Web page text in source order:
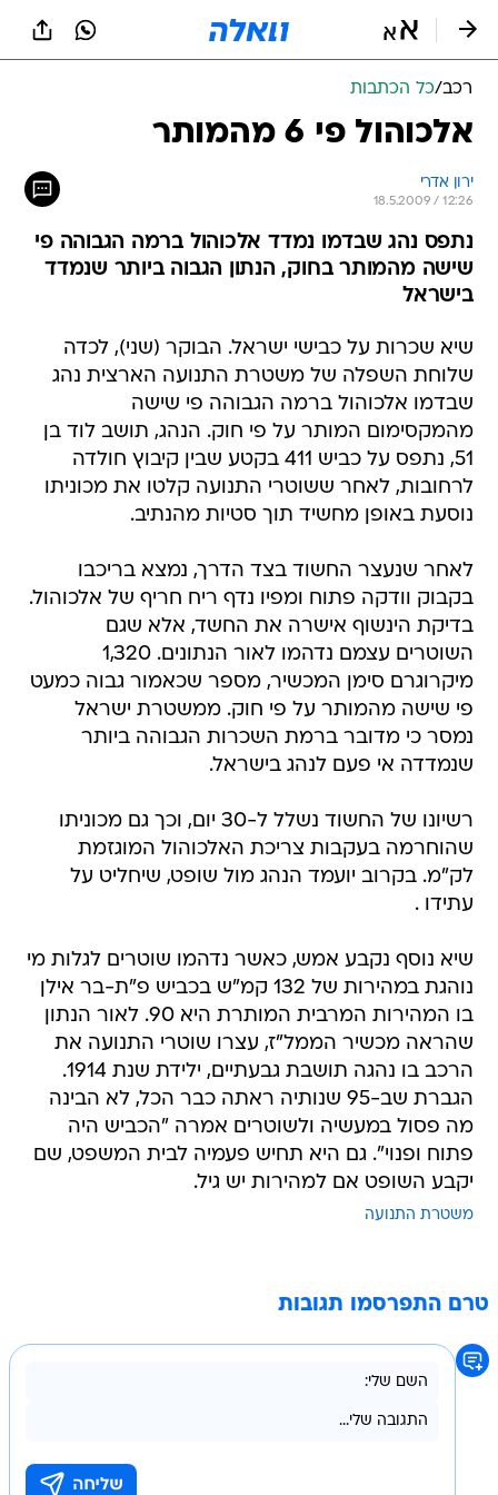
רכב/כל הכתבות
אלכוהול פי 6 מהמותר
ירון אדרי
18.5.2009 / 12:26
נתפס נהג שבדמו נמדד אלכוהול ברמה הגבוהה פי
שישה מהמותר בחוק, הנתון הגבוה ביותר שנמדד
בישראל
שיא שכרות על כבישי ישראל. הבוקר (שני), לכדה
שלוחת השפלה של משטרת התנועה הארצית נהג
שבדמו אלכוהול ברמה הגבוהה פי שישה
מהמקסימום המותר על פי חוק. הנהג, תושב לוד בן
51, נתפס על כביש 411 בקטע שבין קיבוץ חולדה
לרחובות, לאחר ששוטרי התנועה קלטו את מכוניתו
נוסעת באופן מחשיד תוך סטיות מהנתיב.
לאחר שנעצר החשוד בצד הדרך, נמצא בריכבו
בקבוק וודקה פתוח ומפיו נדף ריח חריף של אלכוהול.
בדיקת הינשוף אישרה את החשד, אלא שגם
השוטרים עצמם נדהמו לאור הנתונים. 1,320
מיקרוגרם סימן המכשיר, מספר שכאמור גבוה כמעט
פי שישה מהמותר על פי חוק. ממשטרת ישראל
נמסר כי מדובר ברמת השכרות הגבוהה ביותר
שנמדדה אי פעם לנהג בישראל.
רשיונו של החשוד נשלל ל-30 יום, וכך גם מכוניתו
שהוחרמה בעקבות צריכת האלכוהול המוגזמת
לק"מ. בקרוב יועמד הנהג מול שופט, שיחליט על
עתידו .
שיא נוסף נקבע אמש, כאשר נדהמו שוטרים לגלות מי
נוהגת במהירות של 132 קמ"ש בכביש פ"ת-בר אילן
בו המהירות המרבית המותרת היא 90. לאור הנתון
שהראה מכשיר הממל"ז, עצרו שוטרי התנועה את
הרכב בו נהגה תושבת גבעתיים, ילידת שנת 1914.
הגברת שב-95 שנותיה ראתה כבר הכל, לא הבינה
מה פסול במעשיה ולשוטרים אמרה "הכביש היה
פתוח ופנוי". גם היא תחיש פעמיה לבית המשפט, שם
יקבע השופט אם למהירות יש גיל.
משטרת התנועה
טרם התפרסמו תגובות